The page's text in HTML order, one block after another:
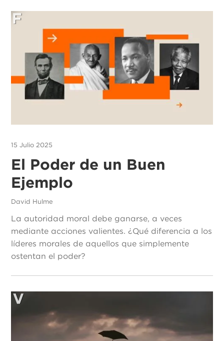
15 Julio 2025
El Poder de un Buen
Ejemplo
David Hulme
La autoridad moral debe ganarse, a veces
mediante acciones valientes. ¿Qué diferencia a los
líderes morales de aquellos que simplemente
ostentan el poder?